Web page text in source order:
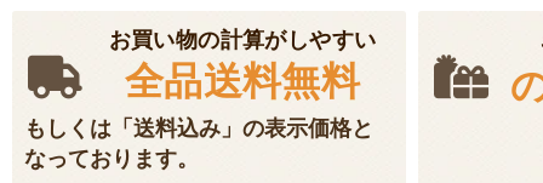
お買い物の計算がしやすい
全品送料無料
もしくは「送料込み」の表示価格と
なっております。